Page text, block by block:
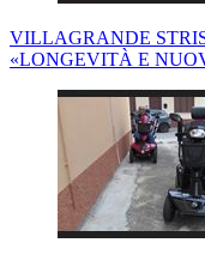
VILLAGRANDE
«LONGEVITÀ E